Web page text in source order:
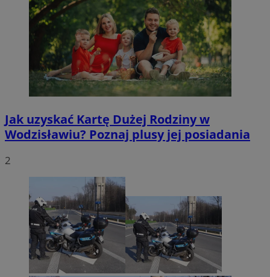
Jak uzyskać Kartę Dużej Rodziny w
Wodzisławiu? Poznaj plusy jej posiadania
2